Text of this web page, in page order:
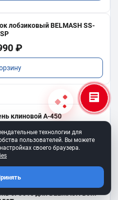
лобзиковый BELMASH SS-
₽
клиновой A-450
TS-250SТ
₽
6PJ610 для BELMASH BJM-
технологии для
пользователей. Вы можете
своего браузера.